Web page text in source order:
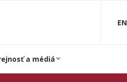
EN
a médiá